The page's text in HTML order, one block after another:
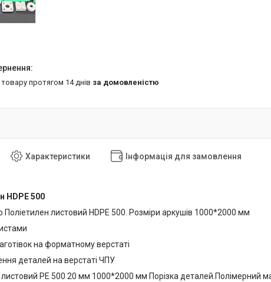
товару протягом 14 днів за домовленістю
Характеристики Інформація для замовлення
HDPE 500
Поліетилен листовий HDPE 500. Розміри аркушів 1000*2000 мм
на форматному верстаті
деталей на верстаті ЧПУ
листовий РЕ 500 20 мм 1000*2000 мм Порізка деталей.Полімерний